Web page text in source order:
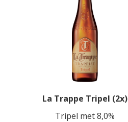
La Trappe Tripel (2x)
Tripel met 8,0%